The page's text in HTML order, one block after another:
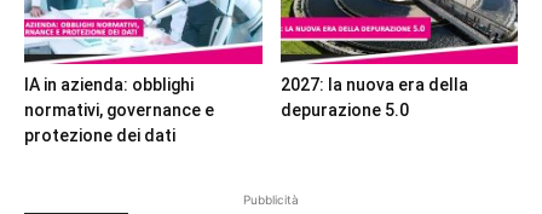
IA in azienda: obblighi
normativi, governance e
protezione dei dati
2027: la nuova era della
depurazione 5.0
Pubblicità